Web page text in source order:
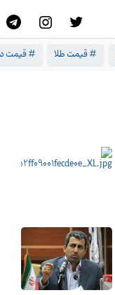
# قیمت طلا # قیمت